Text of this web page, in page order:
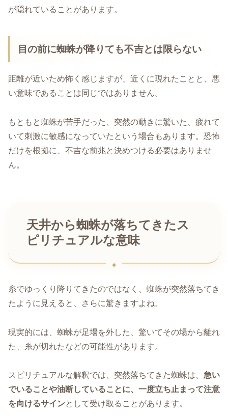
が隠れていることがあります。
目の前に蜘蛛が降りても不吉とは限らない
距離が近いため怖く感じますが、近くに現れたことと、悪
い意味であることは同じではありません。
もともと蜘蛛が苦手だった、突然の動きに驚いた、疲れて
いて刺激に敏感になっていたという場合もあります。恐怖
だけを根拠に、不吉な前兆と決めつける必要はありませ
ん。
天井から蜘蛛が落ちてきたス
ピリチュアルな意味
糸でゆっくり降りてきたのではなく、蜘蛛が突然落ちてき
たように見えると、さらに驚きますよね。
現実的には、蜘蛛が足場を外した、驚いてその場から離れ
た、糸が切れたなどの可能性があります。
スピリチュアルな解釈では、突然落ちてきた蜘蛛は、 急い
でいることや油断していることに、一度立ち止まって注意
を向けるサインとして受け取ることがあります。